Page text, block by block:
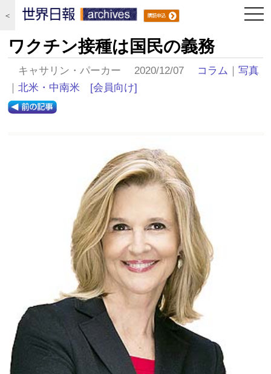
＜
ワクチン接種は国民の義務
キャサリン・パーカー 2020/12/07 コラム ｜写真
｜北米・中南米 [会員向け]